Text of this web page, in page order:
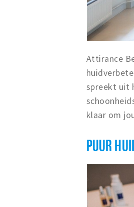
Attirance
spreekt uit
klaar om
PUUR